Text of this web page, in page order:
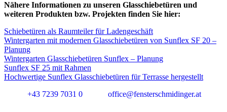
Nähere Informationen zu unseren Glasschiebetüren und
weiteren Produkten bzw. Projekten finden Sie hier:
Schiebetüren als Raumteiler für Ladengeschäft
Wintergarten mit modernen Glasschiebetüren von Sunflex SF 20 –
Planung
Wintergarten Glasschiebetüren Sunflex – Planung
Sunflex SF 25 mit Rahmen
Hochwertige Sunflex Glasschiebetüren für Terrasse hergestellt
+43 7239 7031 0
office@fensterschmidinger.at